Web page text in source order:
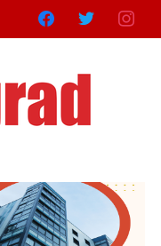
facebooktwitter